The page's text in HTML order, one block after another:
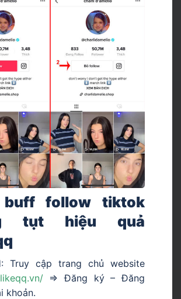
buff follow tiktok
tụt hiệu quả
Truy cập trang chủ website
/=> Đăng ký – Đăng
khoản.